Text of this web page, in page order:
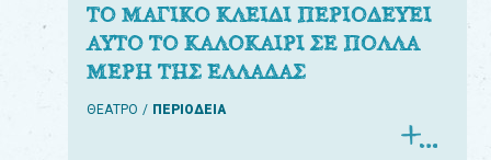
ΤΟ ΜΑΓΙΚΟ ΚΛΕΙΔΙ ΠΕΡΙΟΔΕΥΕΙ
ΑΥΤΟ ΤΟ ΚΑΛΟΚΑΙΡΙ ΣΕ ΠΟΛΛΑ
ΜΕΡΗ ΤΗΣ ΕΛΛΑΔΑΣ
ΘΕΑΤΡΟ ΠΕΡΙΟΔΕΙΑ